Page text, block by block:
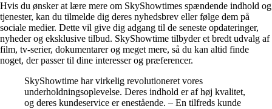
Hvis du ønsker at lære mere om SkyShowtimes spændende indhold og
tjenester, kan du tilmelde dig deres nyhedsbrev eller følge dem på
sociale medier. Dette vil give dig adgang til de seneste opdateringer,
nyheder og eksklusive tilbud. SkyShowtime tilbyder et bredt udvalg af
film, tv-serier, dokumentarer og meget mere, så du kan altid finde
noget, der passer til dine interesser og præferencer.
SkyShowtime har virkelig revolutioneret vores
underholdningsoplevelse. Deres indhold er af høj kvalitet,
og deres kundeservice er enestående. – En tilfreds kunde